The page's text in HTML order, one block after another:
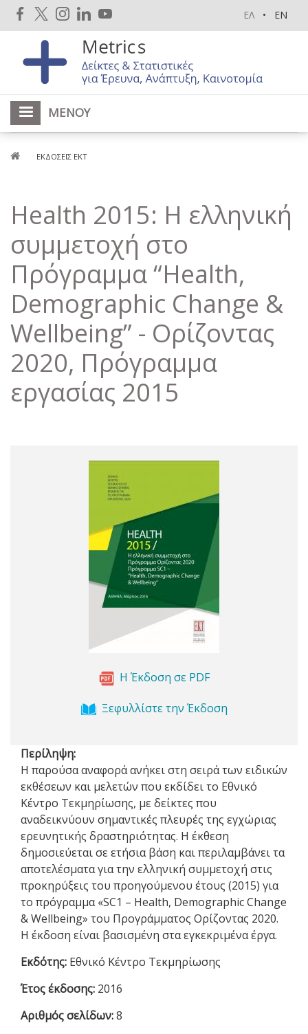
Παράκαμψη
προς
κυρίως
ΕΛ EN
ΜΕΝΟΎ
Breadcrumb
ΕΚΔΌΣΕΙΣ ΕΚΤ
Health 2015: Η ελληνική
συμμετοχή στο
Πρόγραμμα “Health,
Demographic Change &
Wellbeing” - Ορίζοντας
2020, Πρόγραμμα
εργασίας 2015
Η Έκδοση σε PDF
Ξεφυλλίστε την Έκδοση
Περίληψη:
Η παρούσα αναφορά ανήκει στη σειρά των ειδικών
εκθέσεων και μελετών που εκδίδει το Εθνικό
Κέντρο Τεκμηρίωσης, με δείκτες που
αναδεικνύουν σημαντικές πλευρές της εγχώριας
ερευνητικής δραστηριότητας. Η έκθεση
δημοσιεύεται σε ετήσια βάση και περιλαμβάνει τα
αποτελέσματα για την ελληνική συμμετοχή στις
προκηρύξεις του προηγούμενου έτους (2015) για
το πρόγραμμα «SC1 – Health, Demographic Change
& Wellbeing» του Προγράμματος Ορίζοντας 2020.
Η έκδοση είναι βασισμένη στα εγκεκριμένα έργα.
Εκδότης: Εθνικό Κέντρο Τεκμηρίωσης
Έτος έκδοσης: 2016
Αριθμός σελίδων:8